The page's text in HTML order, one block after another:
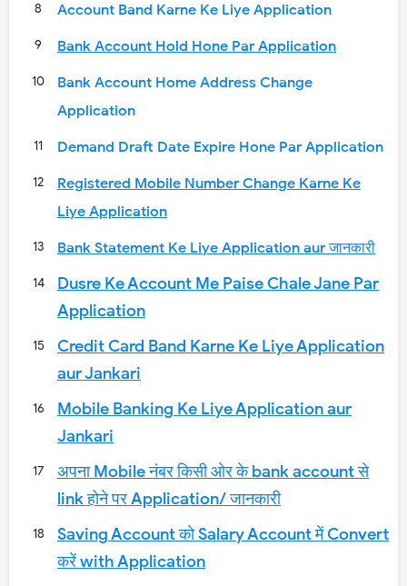
Account Band Karne Ke Liye Application
Bank Account Hold Hone Par Application
Bank Account Home Address Change
Application
Demand Draft Date Expire Hone Par Application
Registered Mobile Number Change Karne Ke
Liye Application
Bank Statement Ke Liye Application aur जानकारी
Dusre Ke Account Me Paise Chale Jane Par
Application
Credit Card Band Karne Ke Liye Application
aur Jankari
Mobile Banking Ke Liye Application aur
Jankari
अपना Mobile नंबर किसी ओर के bank account से
link होने पर Application/ जानकारी
Saving Account को Salary Account में Convert
करें with Application